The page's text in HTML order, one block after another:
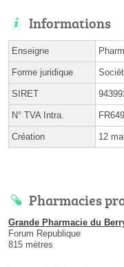
Informations
Enseigne
Forme juridique
SIRET
N° TVA Intra.
Création 12
Pharmacies
Grande Pharmacie du
Forum Republique
815 mètres